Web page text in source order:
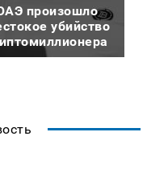
произошло
убийство